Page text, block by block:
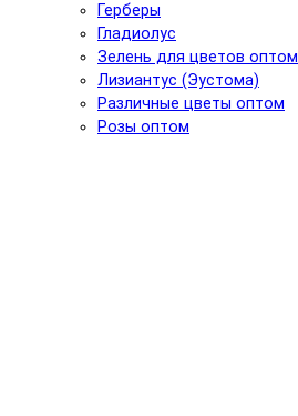
Герберы
Гладиолус
Зелень для цветов оптом
Лизиантус (Эустома)
Различные цветы оптом
Розы оптом